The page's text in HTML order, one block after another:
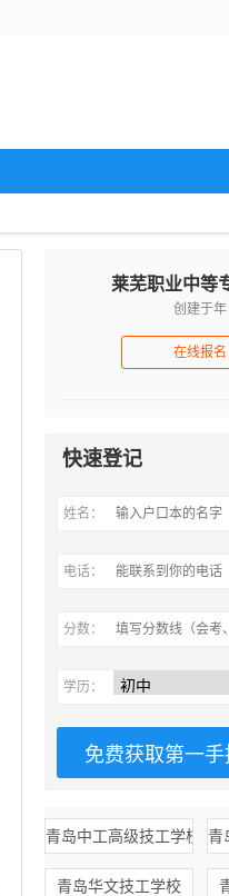
莱芜职业中等
创建于年
在线报名
快速登记
姓名：
电话：
分数：
学历：
青岛中工高级技工学校 青
青岛华文技工学校